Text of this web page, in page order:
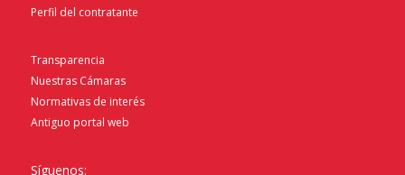
Perfil del contratante
Transparencia
Nuestras Cámaras
Normativas de interés
Antiguo portal web
Síguenos: